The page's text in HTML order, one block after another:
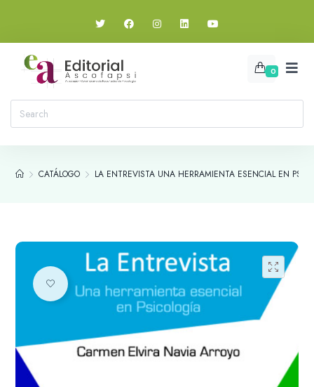
0
CATÁLOGO LA ENTREVISTA UNA HERRAMIENTA ESENCIAL EN